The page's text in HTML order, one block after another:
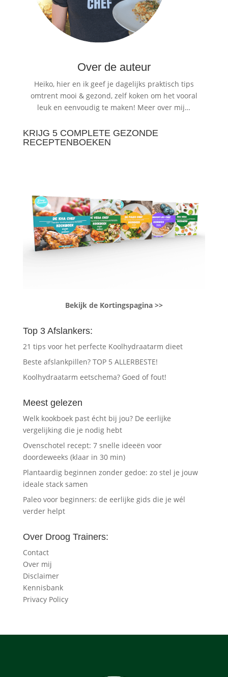
Over de auteur
Heiko, hier en ik geef je dagelijks praktisch tips
omtrent mooi & gezond, zelf koken om het vooral
leuk en eenvoudig te maken! Meer over mij…
KRIJG 5 COMPLETE GEZONDE
RECEPTENBOEKEN
Bekijk de Kortingspagina >>
Top 3 Afslankers:
21 tips voor het perfecte Koolhydraatarm dieet
Beste afslankpillen? TOP 5 ALLERBESTE!
Koolhydraatarm eetschema? Goed of fout!
Meest gelezen
Welk kookboek past écht bij jou? De eerlijke
vergelijking die je nodig hebt
Ovenschotel recept: 7 snelle ideeën voor
doordeweeks (klaar in 30 min)
Plantaardig beginnen zonder gedoe: zo stel je jouw
ideale stack samen
Paleo voor beginners: de eerlijke gids die je wél
verder helpt
Over Droog Trainers:
Contact
Over mij
Disclaimer
Kennisbank
Privacy Policy